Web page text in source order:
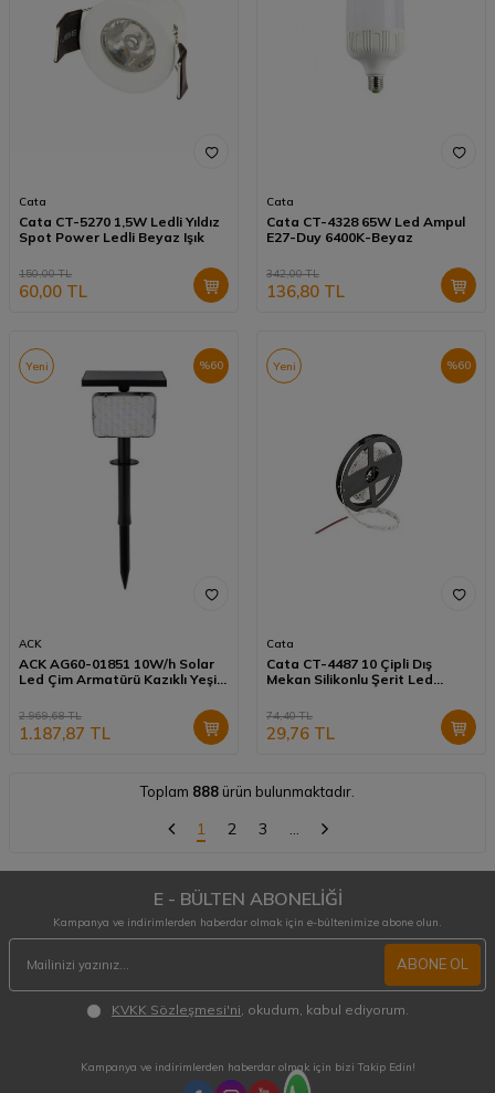
Cata
Cata CT-5270 1,5W Ledli Yıldız
Spot Power Ledli Beyaz Işık
150,00TL
60,00 TL
Cata
Cata CT-4328 65W Led Ampul
E27-Duy 6400K-Beyaz
342,00TL
136,80 TL
%60
Yeni
ACK
ACK AG60-01851 10W/h Solar
Led Çim Armatürü Kazıklı Yeşil
2.969,68TL
1.187,87 TL
%60
Yeni
Cata
Cata CT-4487 10 Çipli Dış
Mekan Silikonlu Şerit Led
74,40TL
29,76 TL
Toplam 888 ürün bulunmaktadır.
1 2 3 …
E - BÜLTEN ABONELİĞİ
Kampanya ve indirimlerden haberdar olmak için e-bültenimize abone olun.
ABONE OL
KVKK Sözleşmesi'ni , okudum, kabul ediyorum.
Kampanya ve indirimlerden haberdar olmak için bizi Takip Edin!